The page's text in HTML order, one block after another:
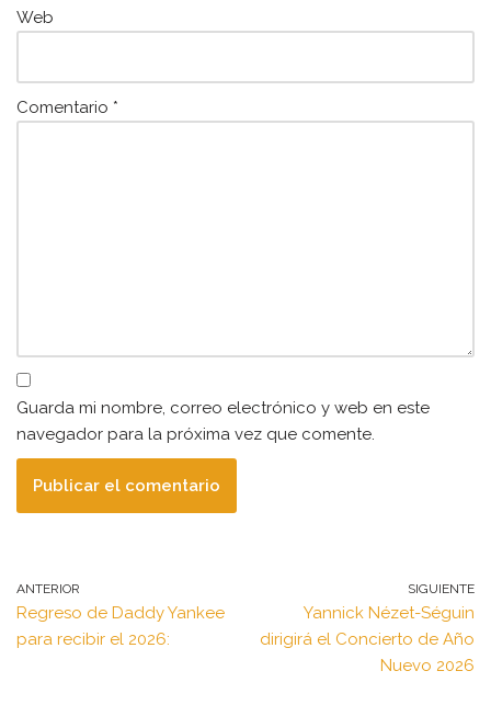
Web
Comentario *
Guarda mi nombre, correo electrónico y web en este
navegador para la próxima vez que comente.
ANTERIOR
Regreso de Daddy Yankee
para recibir el 2026:
SIGUIENTE
Yannick Nézet-Séguin
dirigirá el Concierto de Año
Nuevo 2026